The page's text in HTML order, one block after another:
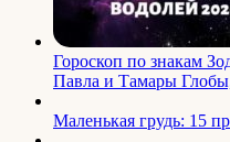
Гороскоп по знакам
Павла и Тамары
Маленькая грудь: 15